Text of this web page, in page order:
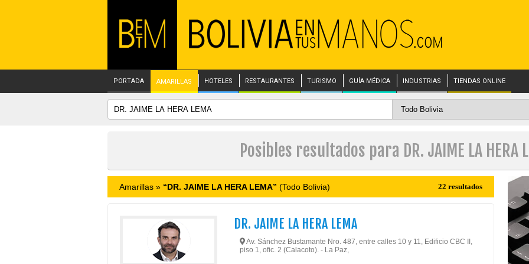
PORTADA AMARILLAS HOTELES RESTAURANTES TURISMO GUÍA MÉDICA INDUSTRIAS TIENDAS ONLINE
Posibles resultados para DR. JAIME LA HERA
Amarillas » “DR. JAIME LA HERA LEMA” (Todo Bolivia) 22 resultados
DR. JAIME LA HERA LEMA
Av. Sánchez Bustamante Nro. 487, entre calles 10 y 11, Edificio CBC II,
piso 1, ofic. 2 (Calacoto). - La Paz,